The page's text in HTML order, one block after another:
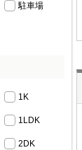
駐車場
1K
1LDK
2DK